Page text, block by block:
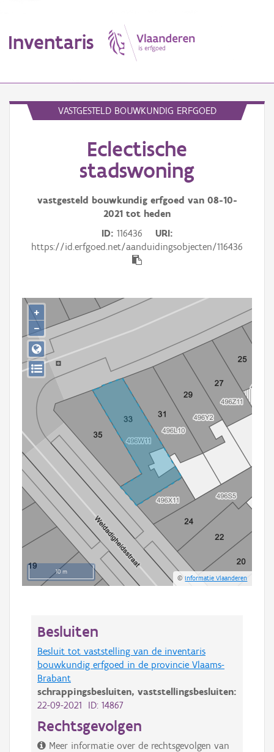
Inventaris
Waarneming
Gebeurtenis
Downloads
Hergebruik
Aanmelden
VASTGESTELD BOUWKUNDIG ERFGOED
Eclectische
stadswoning
vastgesteld bouwkundig erfgoed van 08-10-
2021 tot heden
ID 116436
URI
https://id.erfgoed.net/aanduidingsobjecten/116436
10 m
©Informatie Vlaanderen
+
−
Besluiten
Besluit tot vaststelling van de inventaris
bouwkundig erfgoed in de provincie Vlaams-
Brabant
schrappingsbesluiten, vaststellingsbesluiten:
22-09-2021 ID: 14867
Rechtsgevolgen
Meer informatie over de rechtsgevolgen van